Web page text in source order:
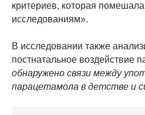
критериев, которая
исследованиям».
В исследовании также
постнатальное воздействие
обнаружено связи между
парацетамола в детстве и